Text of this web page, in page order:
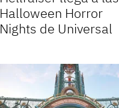
Halloween Horror
Nights de Universal